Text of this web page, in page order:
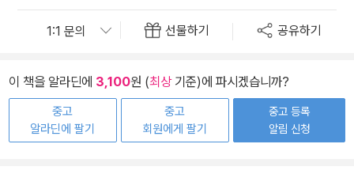
선물하기 공유하기
이 책을 알라딘에 3,100원 (최상기준)에 파시겠습니까?
중고
알라딘에 팔기
중고
회원에게 팔기
중고 등록
알림 신청